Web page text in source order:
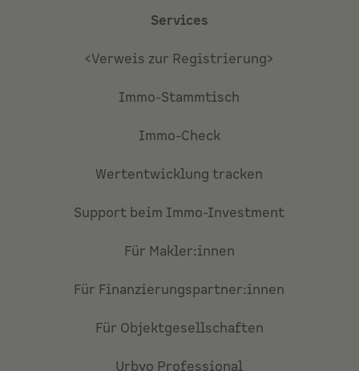
Services
<Verweis zur Registrierung>
Immo-Stammtisch
Immo-Check
Wertentwicklung tracken
Support beim Immo-Investment
Für Makler:innen
Für Finanzierungspartner:innen
Für Objektgesellschaften
Urbyo Professional